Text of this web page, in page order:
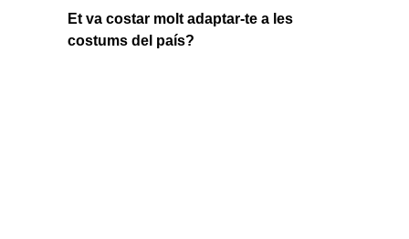
Et va costar molt adaptar-te a les
costums del país?